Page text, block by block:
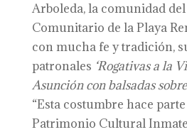
Arboleda, la comunidad
Comunitario de la Playa
con mucha fe y tradición,
patronales ‘Rogativas a la
Asunción con balsadas
“Esta costumbre hace
Patrimonio Cultural